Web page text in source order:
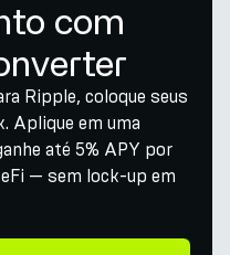
com
Ripple, coloque seus
Aplique em uma
até 5% APY por
— sem lock-up em